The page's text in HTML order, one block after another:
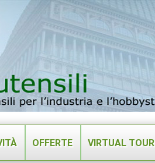
OFFERTE VIRTUAL TOUR